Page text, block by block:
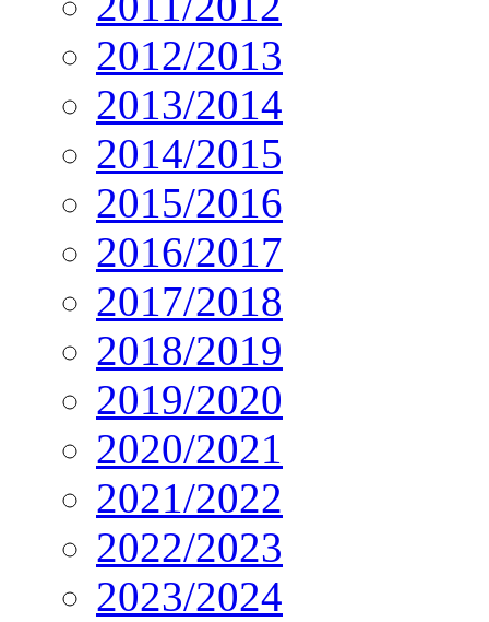
2012/2013
2013/2014
2014/2015
2015/2016
2016/2017
2017/2018
2018/2019
2019/2020
2020/2021
2021/2022
2022/2023
2023/2024